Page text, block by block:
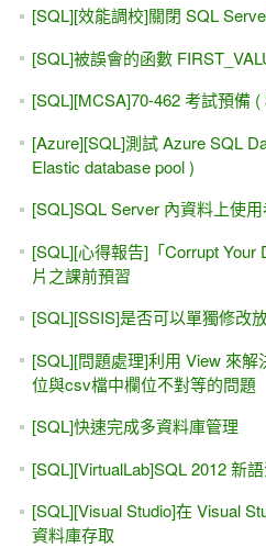
[SQL][效能調校]關閉 SQL
[SQL]被誤會的函數
[SQL][MCSA]70-462 考試預備 (
[Azure][SQL]測試 Azure SQL
Elastic database pool )
[SQL]SQL Server 內資料上使
[SQL][心得報告]「Corrupt Your
片之課前預習
[SQL][SSIS]是否可以單獨修改
[SQL][問題處理]利用 View 來
位與csv檔中欄位不對等的問題
[SQL]快速完成多資料庫管理
[SQL][VirtualLab]SQL 2012 新
[SQL][Visual Studio]在 Visual
資料庫存取